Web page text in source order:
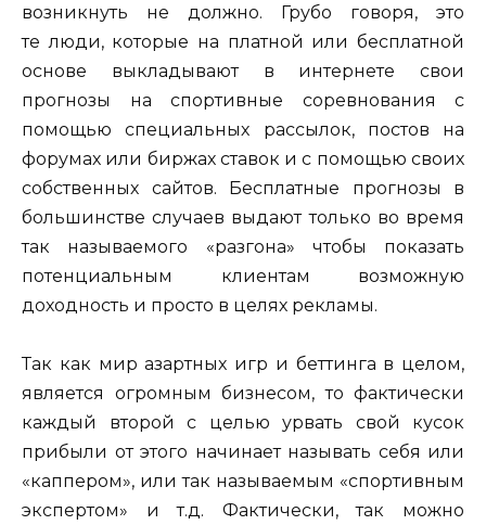
возникнуть не должно. Грубо говоря, это
те люди, которые на платной или бесплатной
основе выкладывают в интернете свои
прогнозы на спортивные соревнования с
помощью специальных рассылок, постов на
форумах или биржах ставок и с помощью своих
собственных сайтов. Бесплатные прогнозы в
большинстве случаев выдают только во время
так называемого «разгона» чтобы показать
потенциальным клиентам возможную
доходность и просто в целях рекламы.
Так как мир азартных игр и беттинга в целом,
является огромным бизнесом, то фактически
каждый второй с целью урвать свой кусок
прибыли от этого начинает называть себя или
«каппером», или так называемым «спортивным
экспертом» и т.д. Фактически, так можно